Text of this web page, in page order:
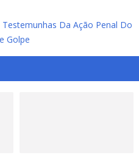
Da Ação Penal Do
Golpe